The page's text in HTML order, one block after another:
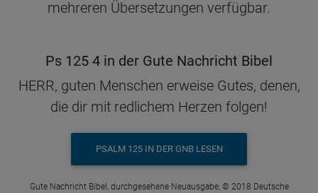
mehreren Übersetzungen verfügbar.
Ps 125 4 in der Gute Nachricht Bibel
HERR, guten Menschen erweise Gutes, denen,
die dir mit redlichem Herzen folgen!
PSALM 125 IN DER GNB LESEN
Gute Nachricht Bibel, durchgesehene Neuausgabe, © 2018 Deutsche